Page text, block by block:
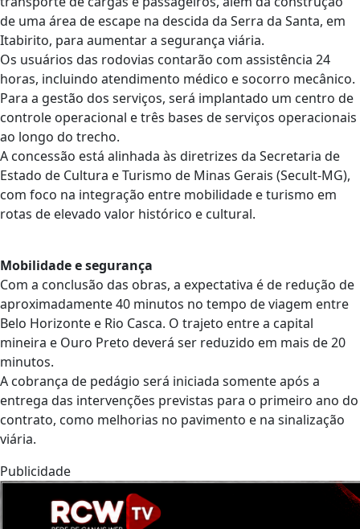
de uma área de escape na descida da Serra da Santa, em
Itabirito, para aumentar a segurança viária.
Os usuários das rodovias contarão com assistência 24
horas, incluindo atendimento médico e socorro mecânico.
Para a gestão dos serviços, será implantado um centro de
controle operacional e três bases de serviços operacionais
ao longo do trecho.
A concessão está alinhada às diretrizes da Secretaria de
Estado de Cultura e Turismo de Minas Gerais (Secult-MG),
com foco na integração entre mobilidade e turismo em
rotas de elevado valor histórico e cultural.
Mobilidade e segurança
Com a conclusão das obras, a expectativa é de redução de
aproximadamente 40 minutos no tempo de viagem entre
Belo Horizonte e Rio Casca. O trajeto entre a capital
mineira e Ouro Preto deverá ser reduzido em mais de 20
minutos.
A cobrança de pedágio será iniciada somente após a
entrega das intervenções previstas para o primeiro ano do
contrato, como melhorias no pavimento e na sinalização
viária.
Publicidade